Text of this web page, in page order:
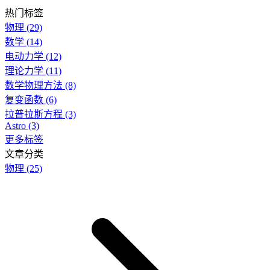
热门标签
物理 (29)
数学 (14)
电动力学 (12)
理论力学 (11)
数学物理方法 (8)
复变函数 (6)
拉普拉斯方程 (3)
Astro (3)
更多标签
文章分类
物理 (25)